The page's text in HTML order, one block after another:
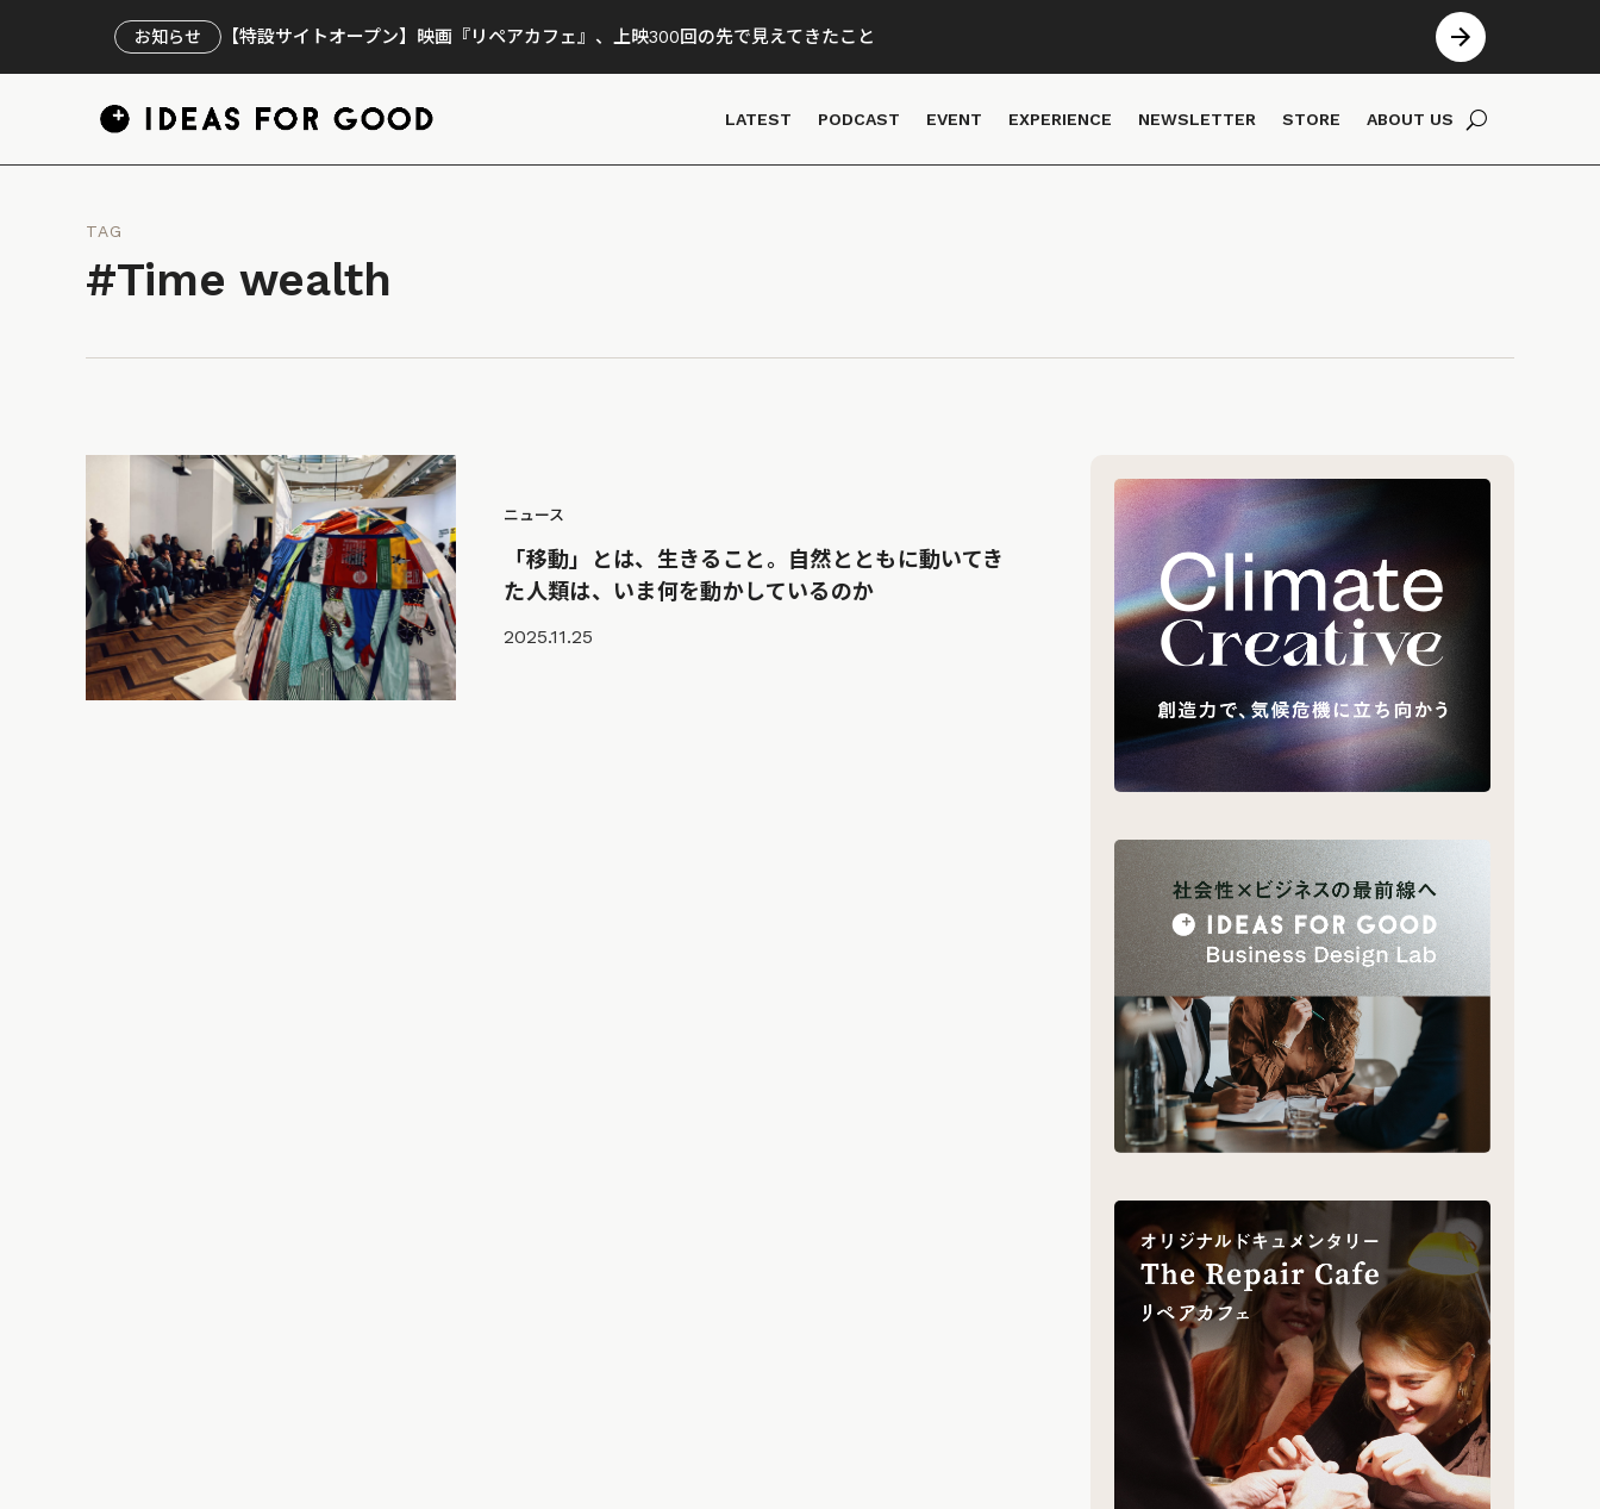
お知らせ 【特設サイトオープン】映画『リペアカフェ』、上映300回の先で見えてきたこと
LATEST PODCAST EVENT EXPERIENCE NEWSLETTER STORE ABOUT US
TAG
#Time wealth
ニュース
「移動」とは、生きること。自然とともに動いてき
た人類は、いま何を動かしているのか
2025.11.25